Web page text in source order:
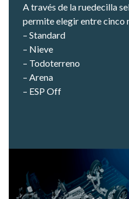
A través de la ruedecilla
permite elegir entre cinco
– Standard
– Nieve
– Todoterreno
– Arena
– ESP Off